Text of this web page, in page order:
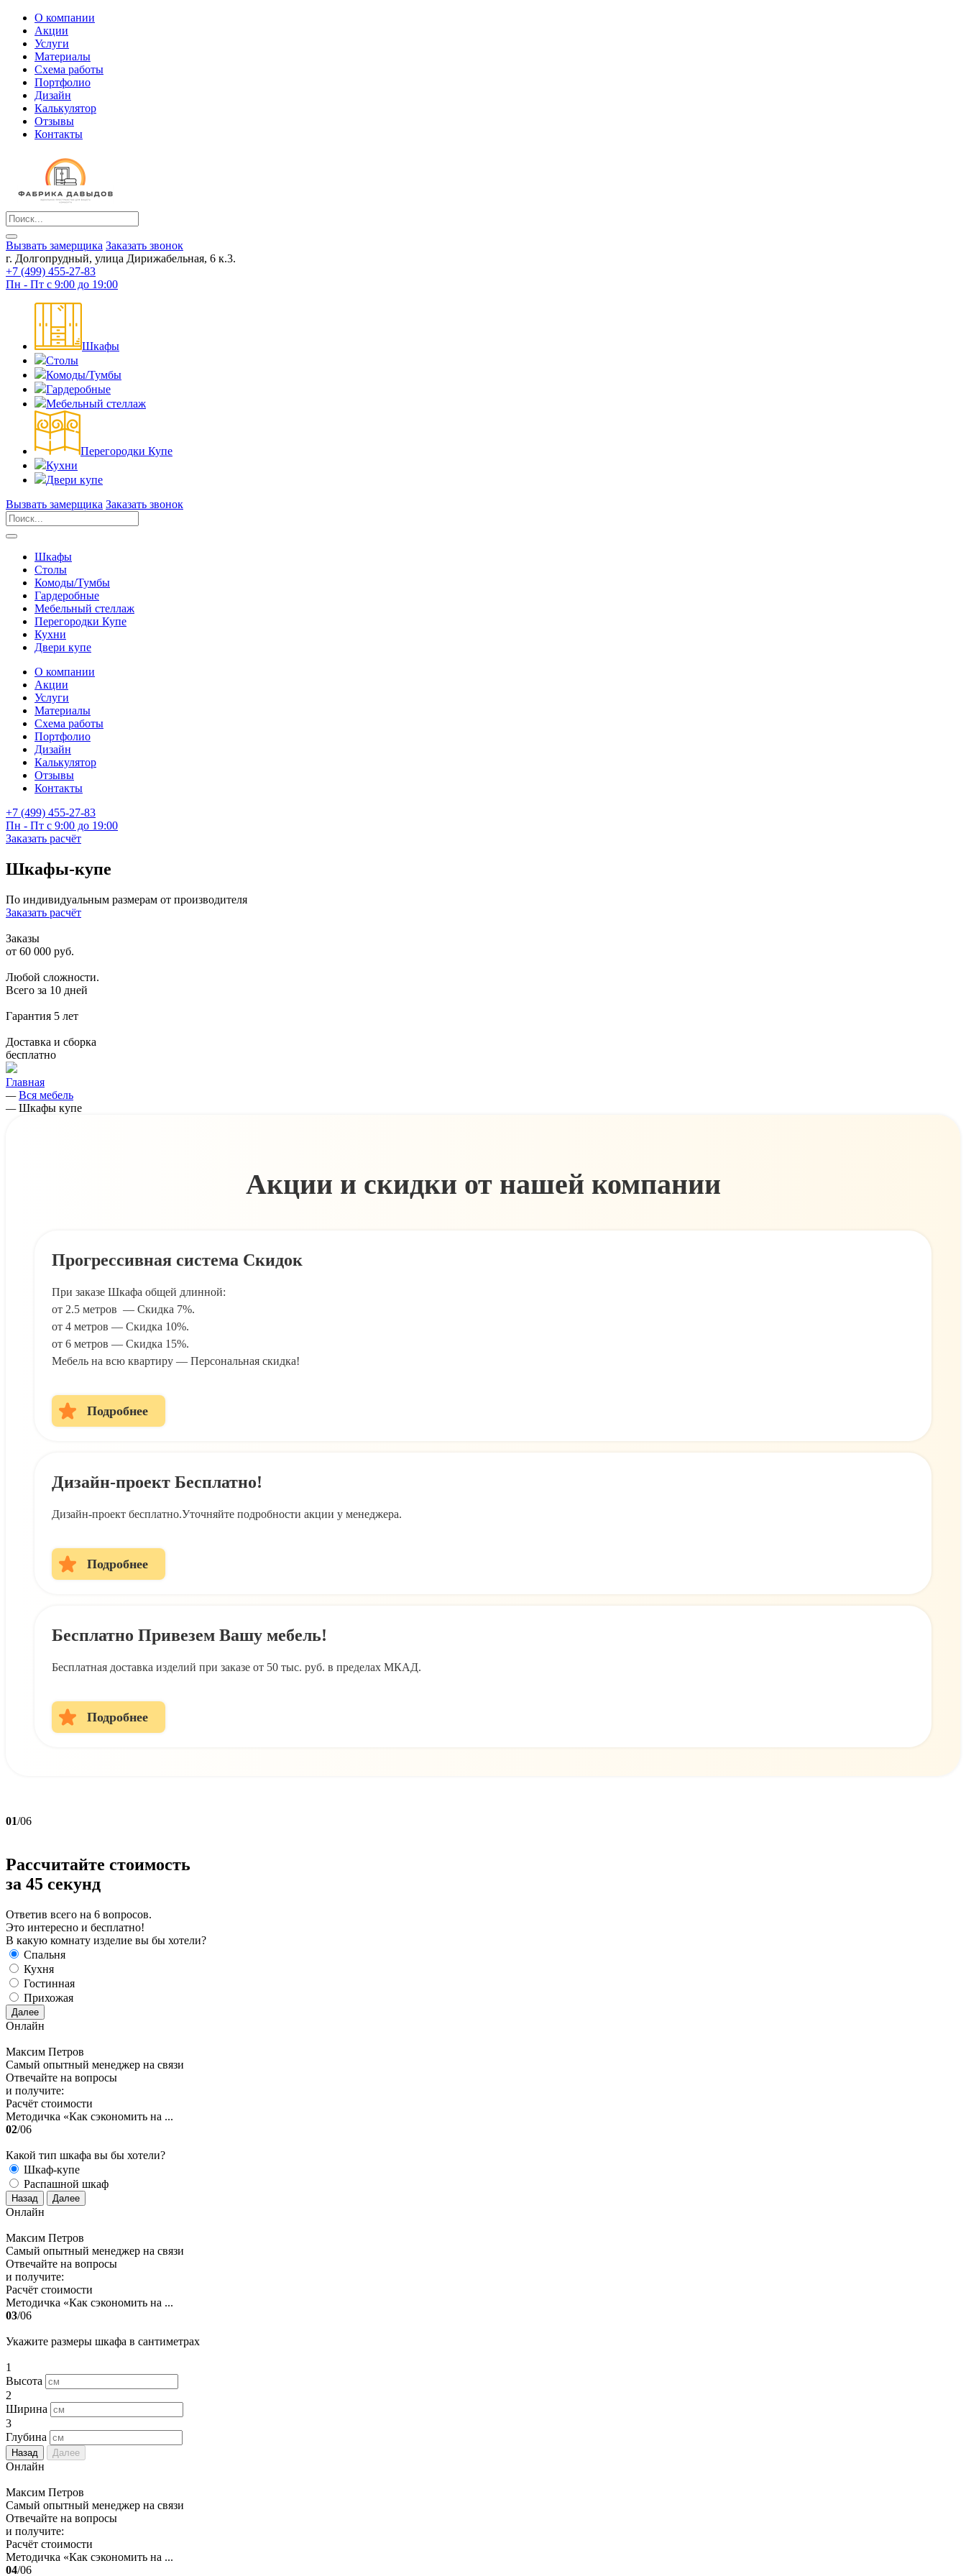
О компании
Акции
Услуги
Материалы
Схема работы
Портфолио
Дизайн
Калькулятор
Отзывы
Контакты
Вызвать замерщика Заказать звонок
г. Долгопрудный, улица Дирижабельная, 6 к.3.
+7 (499) 455-27-83
Пн - Пт с 9:00 до 19:00
Шкафы
Столы
Комоды/Тумбы
Гардеробные
Мебельный стеллаж
Перегородки Купе
Кухни
Двери купе
Вызвать замерщика Заказать звонок
Шкафы
Столы
Комоды/Тумбы
Гардеробные
Мебельный стеллаж
Перегородки Купе
Кухни
Двери купе
О компании
Акции
Услуги
Материалы
Схема работы
Портфолио
Дизайн
Калькулятор
Отзывы
Контакты
+7 (499) 455-27-83
Пн - Пт с 9:00 до 19:00
Заказать расчёт
Шкафы-купе
По индивидуальным размерам от производителя
Заказать расчёт
Заказы
от 60 000 руб.
Любой сложности.
Всего за 10 дней
Гарантия 5 лет
Доставка и сборка
бесплатно
Главная
— Вся мебель
— Шкафы купе
Акции и скидки от нашей компании
Прогрессивная система Скидок
При заказе Шкафа общей длинной:
от 2.5 метров — Скидка 7%.
от 4 метров — Скидка 10%.
от 6 метров — Скидка 15%.
Мебель на всю квартиру — Персональная скидка!
Подробнее
Дизайн-проект Бесплатно!
Дизайн-проект бесплатно.Уточняйте подробности акции у менеджера.
Подробнее
Бесплатно Привезем Вашу мебель!
Бесплатная доставка изделий при заказе от 50 тыс. руб. в пределах МКАД.
Подробнее
01/06
Рассчитайте стоимость
за 45 секунд
Ответив всего на 6 вопросов.
Это интересно и бесплатно!
В какую комнату изделие вы бы хотели?
Спальня
Кухня
Гостинная
Прихожая
Далее
Онлайн
Максим Петров
Самый опытный менеджер на связи
Отвечайте на вопросы
и получите:
Расчёт стоимости
Методичка «Как сэкономить на ...
02/06
Какой тип шкафа вы бы хотели?
Шкаф-купе
Распашной шкаф
Назад Далее
Онлайн
Максим Петров
Самый опытный менеджер на связи
Отвечайте на вопросы
и получите:
Расчёт стоимости
Методичка «Как сэкономить на ...
03/06
Укажите размеры шкафа в сантиметрах
1
Высота
2
Ширина
3
Глубина
Назад Далее
Онлайн
Максим Петров
Самый опытный менеджер на связи
Отвечайте на вопросы
и получите:
Расчёт стоимости
Методичка «Как сэкономить на ...
04/06